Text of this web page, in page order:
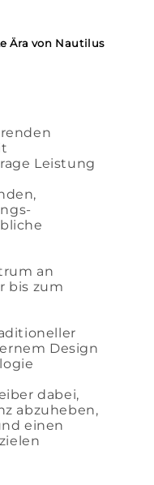
Ära von Nautilus
Leistung
an
bis zum
Design
dabei,
abzuheben,
einen